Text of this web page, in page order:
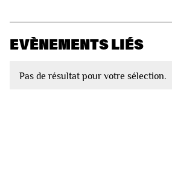
EVÈNEMENTS LIÉS
Pas de résultat pour votre sélection.